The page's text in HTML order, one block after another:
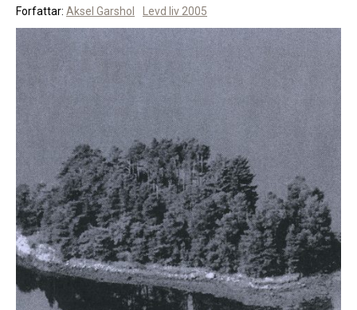
Forfattar: Aksel Garshol Levd liv 2005